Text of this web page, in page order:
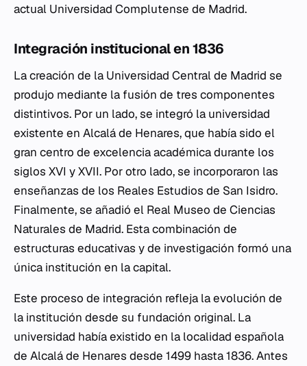
actual Universidad Complutense de Madrid.
Integración institucional en 1836
La creación de la Universidad Central de Madrid se
produjo mediante la fusión de tres componentes
distintivos. Por un lado, se integró la universidad
existente en Alcalá de Henares, que había sido el
gran centro de excelencia académica durante los
siglos XVI y XVII. Por otro lado, se incorporaron las
enseñanzas de los Reales Estudios de San Isidro.
Finalmente, se añadió el Real Museo de Ciencias
Naturales de Madrid. Esta combinación de
estructuras educativas y de investigación formó una
única institución en la capital.
Este proceso de integración refleja la evolución de
la institución desde su fundación original. La
universidad había existido en la localidad española
de Alcalá de Henares desde 1499 hasta 1836. Antes